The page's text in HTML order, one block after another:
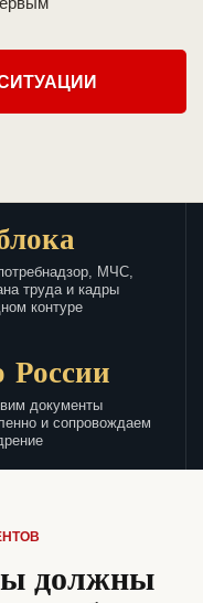
МЧС,
труда и кадры
контуре
России
документы
и сопровождаем
должны